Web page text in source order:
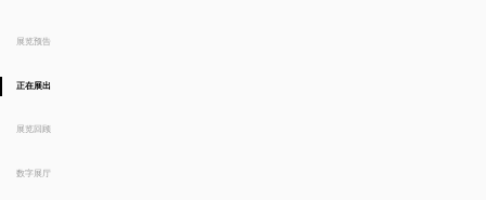
展览预告
正在展出
展览回顾
数字展厅